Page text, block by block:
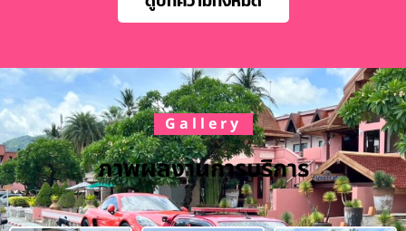
Gallery
ภาพผลงานการบริการ